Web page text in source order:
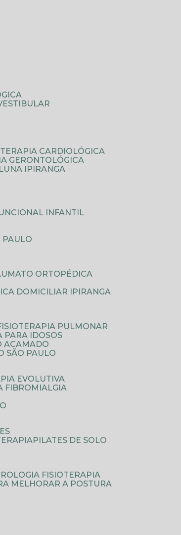
CARDIOLÓGICA
GERONTOLÓGICA
IPIRANGA
INFANTIL
PAULO
ORTOPÉDICA
DOMICILIAR IPIRANGA
FISIOTERAPIA PULMONAR
PARA IDOSOS
ACAMADO
SÃO PAULO
EVOLUTIVA
FIBROMIALGIA
PILATES DE SOLO
FISIOTERAPIA
MELHORAR A POSTURA